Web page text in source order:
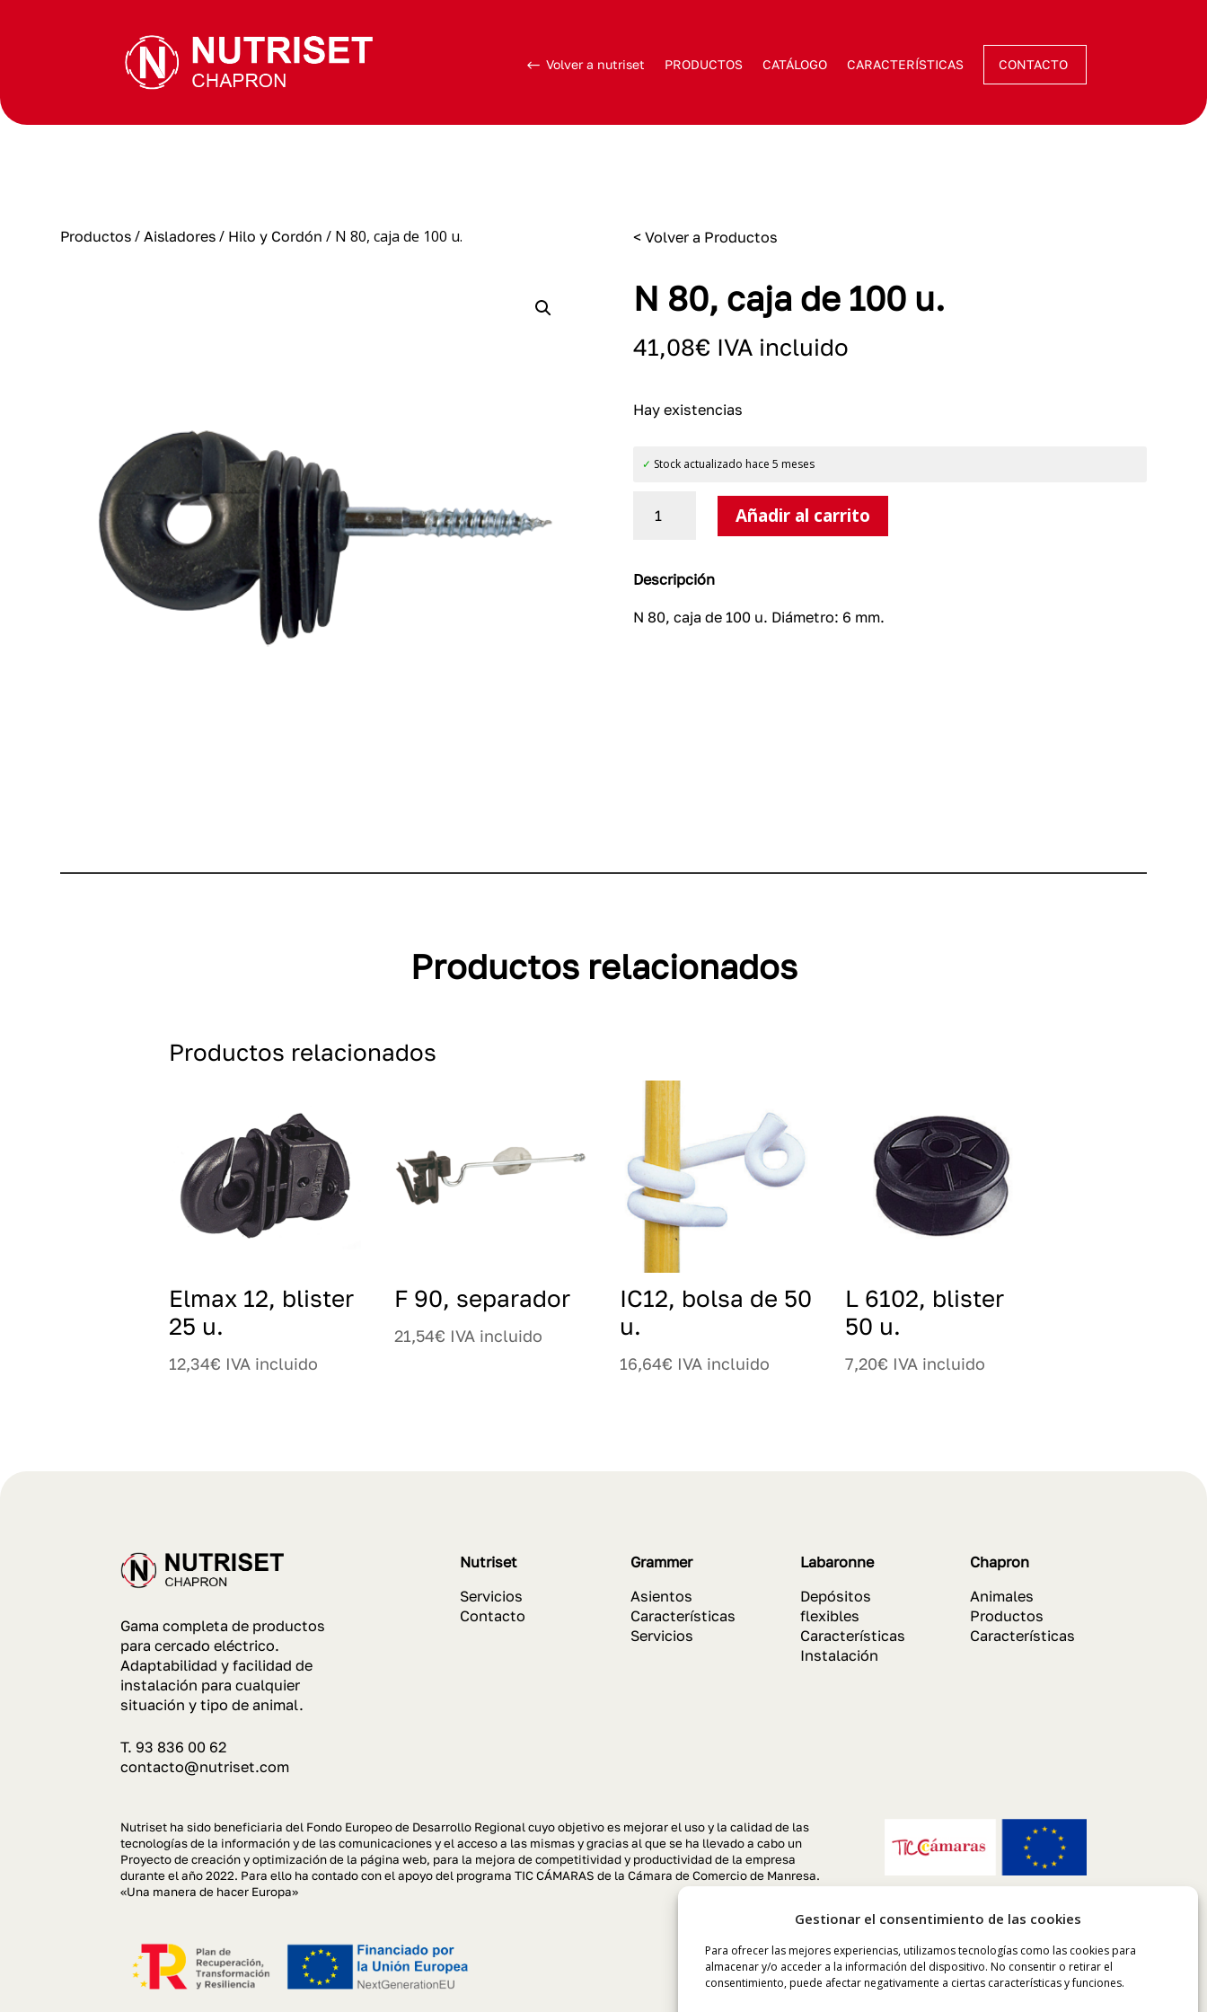
Gestionar el consentimiento de las cookies
Para ofrecer las mejores experiencias, utilizamos tecnologías como las cookies para
almacenar y/o acceder a la información del dispositivo. No consentir o retirar el
consentimiento, puede afectar negativamente a ciertas características y funciones.
Volver a nutriset PRODUCTOS CATÁLOGO CARACTERÍSTICAS CONTACTO
Productos /Aisladores / Hilo y Cordón / N 80, caja de 100 u. < Volver a Productos
N 80, caja de 100 u.
41,08€ IVA incluido
Hay existencias
✓ Stock actualizado hace 5 meses
100
u.
cantidad
Añadir al carrito
Descripción
N 80, caja de 100 u. Diámetro: 6 mm.
Productos relacionados
Productos relacionados
Elmax 12, blister
25 u.
12,34€ IVA incluido
F 90, separador
21,54€ IVA incluido
IC12, bolsa de 50
u.
16,64€ IVA incluido
L 6102, blister
50 u.
7,20€ IVA incluido
Gama completa de productos
para cercado eléctrico.
Adaptabilidad y facilidad de
instalación para cualquier
situación y tipo de animal.
T. 93 836 00 62
contacto@nutriset.com
Nutriset
Servicios
Contacto
Grammer
Asientos
Características
Servicios
Labaronne
Depósitos
flexibles
Características
Instalación
Chapron
Animales
Productos
Características
Nutriset ha sido beneficiaria del Fondo Europeo de Desarrollo Regional cuyo objetivo es mejorar el uso y la calidad de las
tecnologías de la información y de las comunicaciones y el acceso a las mismas y gracias al que se ha llevado a cabo un
Proyecto de creación y optimización de la página web, para la mejora de competitividad y productividad de la empresa
durante el año 2022. Para ello ha contado con el apoyo del programa TIC CÁMARAS de la Cámara de Comercio de Manresa.
«Una manera de hacer Europa»